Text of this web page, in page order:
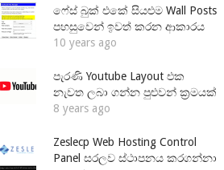
ෆේස් බුක් එකේ සියළුම Wall Posts
පහසුවෙන් ඉවත් කරන ආකාරය
10 years ago
පැරණි Youtube Layout එක
නැවත ලබා ගන්න පුළුවන් ක්‍රමයක්
8 years ago
Zeslecp Web Hosting Control
Panel සරලව ස්ථාපනය කරගන්නා